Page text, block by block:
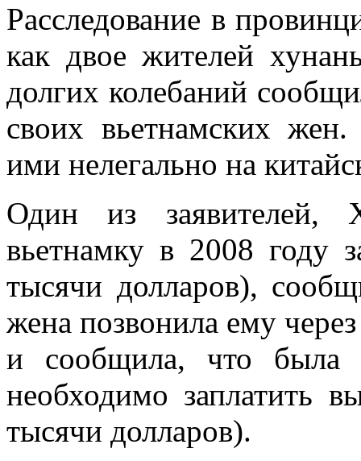
Расследование в
как двое жителей
долгих колебаний
своих вьетнамских
ими нелегально на
Один из заявителей,
вьетнамку в 2008 году
тысячи долларов),
жена позвонила ему
и сообщила, что была
необходимо заплатить
тысячи долларов).